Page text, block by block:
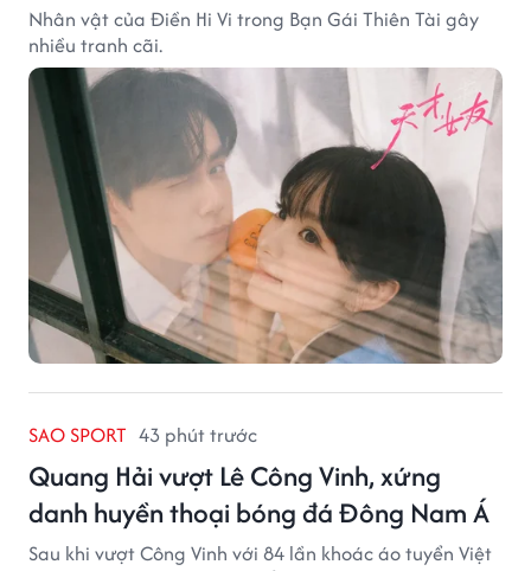
Nhân vật của Điền Hi Vi trong Bạn Gái Thiên Tài gây
nhiều tranh cãi.
SAO SPORT 43 phút trước
Quang Hải vượt Lê Công Vinh, xứng
danh huyền thoại bóng đá Đông Nam Á
Sau khi vượt Công Vinh với 84 lần khoác áo tuyển Việt